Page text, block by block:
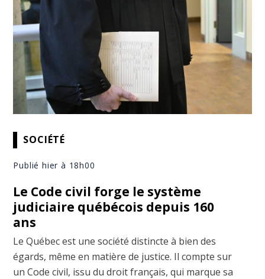
SOCIÉTÉ
Publié hier à 18h00
Le Code civil forge le système
judiciaire québécois depuis 160
ans
Le Québec est une société distincte à bien des
égards, même en matière de justice. Il compte sur
un Code civil, issu du droit français, qui marque sa